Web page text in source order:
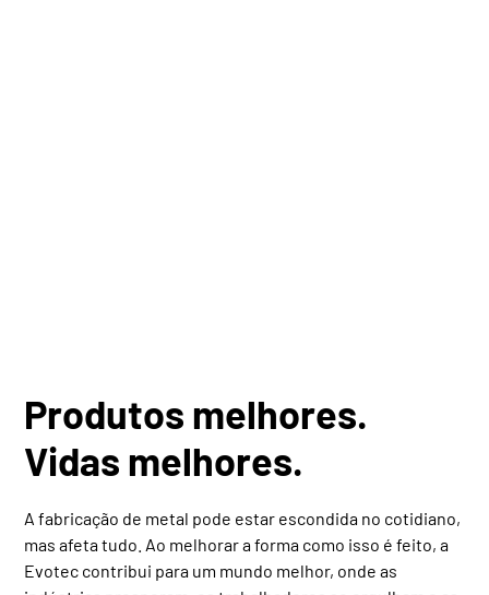
Produtos melhores.
Vidas melhores.
A fabricação de metal pode estar escondida no cotidiano,
mas afeta tudo. Ao melhorar a forma como isso é feito, a
Evotec contribui para um mundo melhor, onde as